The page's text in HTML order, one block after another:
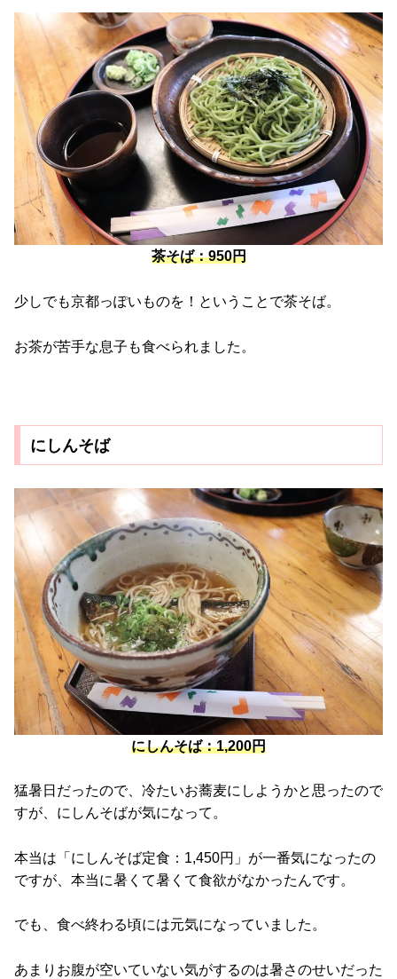
茶そば：950円
少しでも京都っぽいものを！ということで茶そば。
お茶が苦手な息子も食べられました。
にしんそば
にしんそば：1,200円
猛暑日だったので、冷たいお蕎麦にしようかと思ったので
すが、にしんそばが気になって。
本当は「にしんそば定食：1,450円」が一番気になったの
ですが、本当に暑くて暑くて食欲がなかったんです。
でも、食べ終わる頃には元気になっていました。
あまりお腹が空いていない気がするのは暑さのせいだった